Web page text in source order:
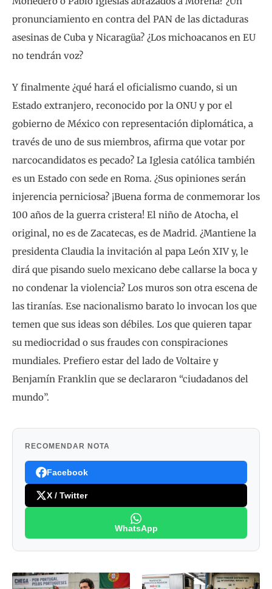
pronunciamiento en contra del PAN de las dictaduras
asesinas de Cuba y Nicaragüa? ¿Los michoacanos en EU
no tendrán voz?
Y finalmente ¿qué hará el oficialismo cuando, si un
Estado extranjero, reconocido por la ONU y por el
gobierno de México con representación diplomática, a
través de uno de sus miembros, afirma que votar por
narcocandidatos es pecado? La Iglesia católica también
es un Estado con sede en Roma. ¿Sus opiniones serán
injerencia perniciosa? ¡Buena forma de conmemorar los
100 años de la guerra cristera! El niño de Atocha, el
original, no es de Zacatecas, es de Madrid. ¿Mantiene la
presidenta Claudia la invitación al papa León XIV y, le
dirá que pisando suelo mexicano debe callarse la boca y
no condenar la violencia? Los muros son otra escena de
las tiranías. Ese nacionalismo barato lo invocan los que
temen que sus ideas son débiles. Los que quieren tapar
su mediocridad o sus fraudes con conspiraciones
mundiales. Prefiero estar del lado de Voltaire y
Benjamín Franklin que se declararon “ciudadanos del
mundo”.
RECOMENDAR NOTA
Facebook
X / Twitter
WhatsApp